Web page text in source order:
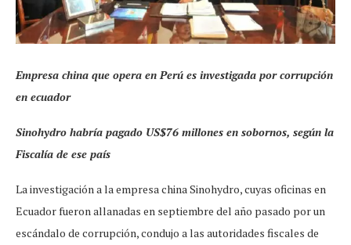
Empresa china que opera en Perú es investigada por corrupción
en ecuador
Sinohydro habría pagado US$76 millones en sobornos, según la
Fiscalía de ese país
La investigación a la empresa china Sinohydro, cuyas oficinas en
Ecuador fueron allanadas en septiembre del año pasado por un
escándalo de corrupción, condujo a las autoridades fiscales de